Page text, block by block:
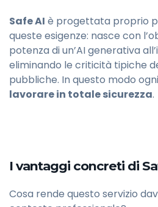
Safe AI è progettata proprio
queste esigenze: nasce con
potenza di un’AI generativa
eliminando le criticità tipiche
pubbliche. In questo modo
lavorare in totale sicurezza.
I vantaggi concreti di
Cosa rende questo servizio